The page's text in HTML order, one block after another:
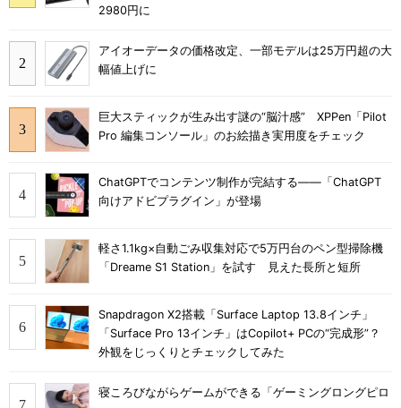
2980円に
アイオーデータの価格改定、一部モデルは25万円超の大
幅値上げに
巨大スティックが生み出す謎の“脳汁感” XPPen「Pilot
Pro 編集コンソール」のお絵描き実用度をチェック
ChatGPTでコンテンツ制作が完結する――「ChatGPT
向けアドビプラグイン」が登場
軽さ1.1kg×自動ごみ収集対応で5万円台のペン型掃除機
「Dreame S1 Station」を試す 見えた長所と短所
Snapdragon X2搭載「Surface Laptop 13.8インチ」
「Surface Pro 13インチ」はCopilot+ PCの“完成形”？
外観をじっくりとチェックしてみた
寝ころびながらゲームができる「ゲーミングロングピロ